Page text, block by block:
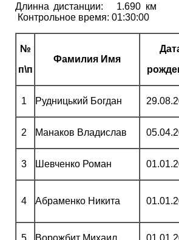
Длинна дистанции:
Контрольное время: 01:30:00
№
п\п
Фамилия Имя
1 Рудницький Богдан
2 Манаков Владислав
3 Шевченко Роман
4 Абраменко Никита
5 Ворожбит Михаил